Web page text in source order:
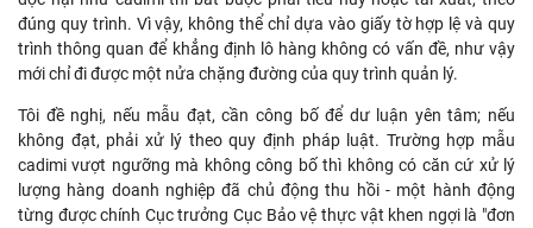
đúng quy trình. Vì vậy, không thể chỉ dựa vào giấy tờ hợp lệ và quy
trình thông quan để khẳng định lô hàng không có vấn đề, như vậy
mới chỉ đi được một nửa chặng đường của quy trình quản lý.
Tôi đề nghị, nếu mẫu đạt, cần công bố để dư luận yên tâm; nếu
không đạt, phải xử lý theo quy định pháp luật. Trường hợp mẫu
cadimi vượt ngưỡng mà không công bố thì không có căn cứ xử lý
lượng hàng doanh nghiệp đã chủ động thu hồi - một hành động
từng được chính Cục trưởng Cục Bảo vệ thực vật khen ngợi là "đơn